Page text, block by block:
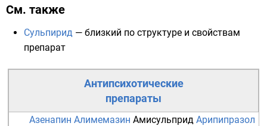
См. также
Сульпирид — близкий по структуре и свойствам
препарат
Антипсихотические
препараты
Азенапин Алимемазин Амисульприд Арипипразол